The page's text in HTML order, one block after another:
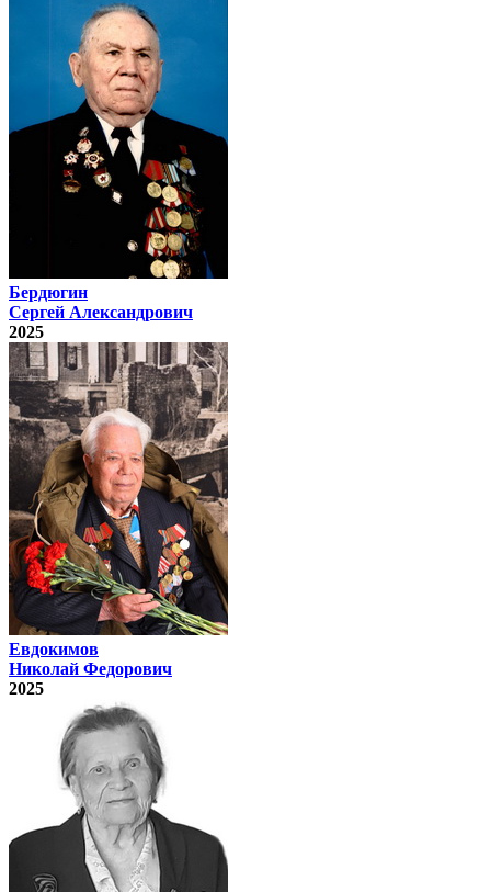
Бердюгин
Сергей Александрович
2025
Евдокимов
Николай Федорович
2025